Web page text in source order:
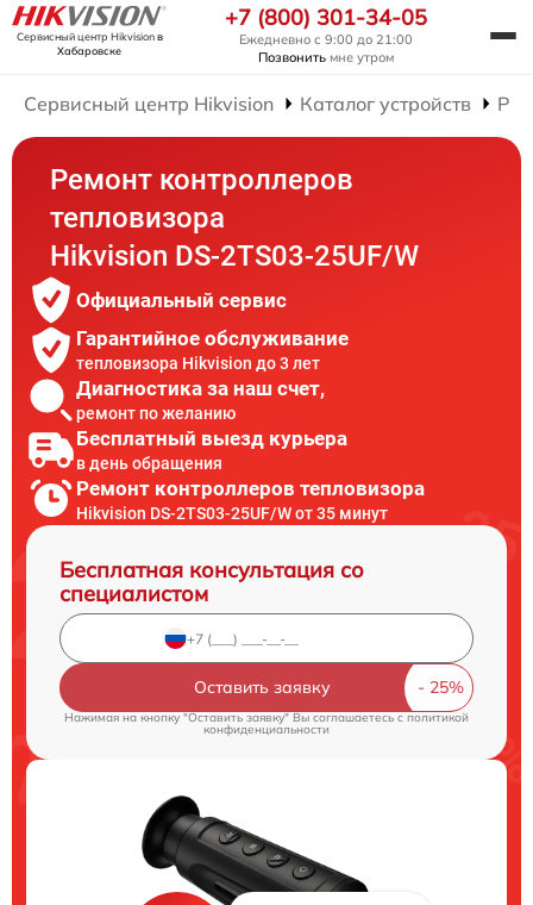
Сервисный центр Hikvisionв
Хабаровске
+7 (800) 301-34-05
Ежедневно с 9:00 до 21:00
Позвонить мне утром
Сервисный центр Hikvision Каталог устройств
Ремонт контроллеров
тепловизора
Hikvision DS-2TS03-25UF/W
Официальный сервис
Гарантийное обслуживание
тепловизора Hikvision до 3 лет
Диагностика за наш счет,
ремонт по желанию
Бесплатный выезд курьера
в день обращения
Ремонт контроллеров тепловизора
Hikvision DS-2TS03-25UF/W от 35 минут
Бесплатная консультация со
специалистом
Оставить заявку
Нажимая на кнопку "Оставить заявку" Вы соглашаетесь cполитикой
конфиденциальности